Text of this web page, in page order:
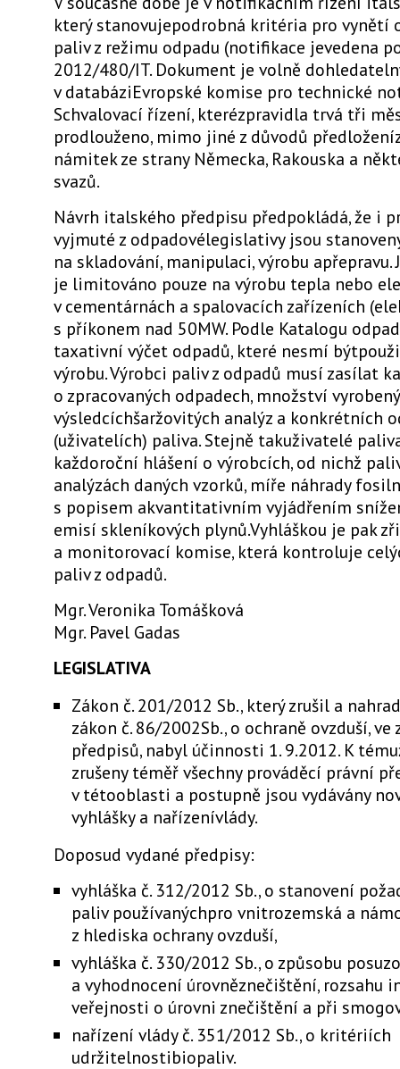
který stanovujepodrobná kritéria pro vynětí
paliv z režimu odpadu (notifikace jevedena
2012/480/IT. Dokument je volně
v databáziEvropské komise pro technické
Schvalovací řízení, kterézpravidla trvá tři
prodlouženo, mimo jiné z důvodů
námitek ze strany Německa, Rakouska a
svazů.
Návrh italského předpisu předpokládá, že i
vyjmuté z odpadovélegislativy jsou
na skladování, manipulaci, výrobu
je limitováno pouze na výrobu tepla nebo
v cementárnách a spalovacích zařízeních
s příkonem nad 50MW. Podle Katalogu
taxativní výčet odpadů, které nesmí
výrobu. Výrobci paliv z odpadů musí zasílat
o zpracovaných odpadech, množství
výsledcíchšaržovitých analýz a konkrétních
(uživatelích) paliva. Stejně takuživatelé
každoroční hlášení o výrobcích, od nichž
analýzách daných vzorků, míře náhrady
s popisem akvantitativním vyjádřením
emisí skleníkových plynů.Vyhláškou je pak
a monitorovací komise, která kontroluje
paliv z odpadů.
Mgr. Veronika Tomášková
Mgr. Pavel Gadas
LEGISLATIVA
Zákon č. 201/2012 Sb., který zrušil a
zákon č. 86/2002Sb., o ochraně ovzduší,
předpisů, nabyl účinnosti 1. 9.2012. K
zrušeny téměř všechny prováděcí právní
v tétooblasti a postupně jsou vydávány
vyhlášky a nařízenívlády.
Doposud vydané předpisy:
vyhláška č. 312/2012 Sb., o stanovení
paliv používanýchpro vnitrozemská a
z hlediska ochrany ovzduší,
vyhláška č. 330/2012 Sb., o způsobu
a vyhodnocení úrovněznečištění, rozsahu
veřejnosti o úrovni znečištění a při
nařízení vlády č. 351/2012 Sb., o kritériích
udržitelnostibiopaliv.